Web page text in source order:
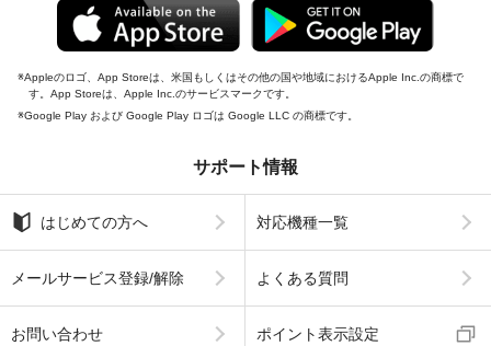
Appleのロゴ、App Storeは、米国もしくはその他の国や地域におけるApple Inc.の商標で
す。App Storeは、Apple Inc.のサービスマークです。
Google Play および Google Play ロゴは Google LLC の商標です。
サポート情報
はじめての方へ 対応機種一覧
メールサービス登録/解除 よくある質問
お問い合わせ ポイント表示設定